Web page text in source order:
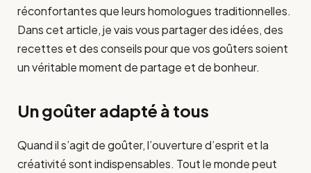
réconfortantes que leurs homologues tradi­tionnelles.
Dans cet article, je vais vous partager des idées, des
recettes et des conseils pour que vos goûters soient
un véritable moment de partage et de bonheur.
Un goûter adapté à tous
Quand il s’agit de goûter, l’ouverture d’esprit et la
créativité sont indispensables. Tout le monde peut